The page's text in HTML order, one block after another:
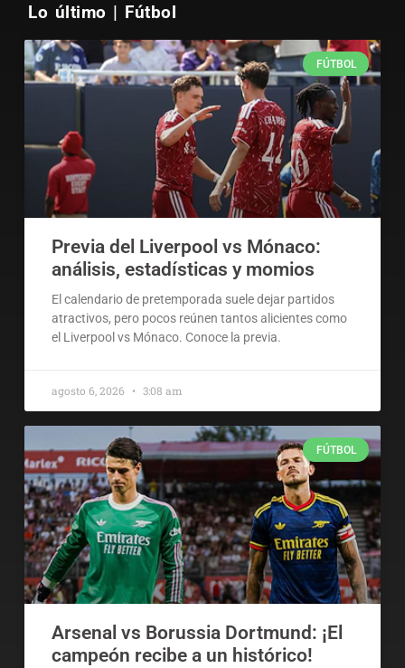
Lo último | Fútbol
FÚTBOL
Previa del Liverpool vs Mónaco:
análisis, estadísticas y momios
El calendario de pretemporada suele dejar partidos
atractivos, pero pocos reúnen tantos alicientes como
el Liverpool vs Mónaco. Conoce la previa.
agosto 6, 2026 3:08 am
FÚTBOL
Arsenal vs Borussia Dortmund: ¡El
campeón recibe a un histórico!